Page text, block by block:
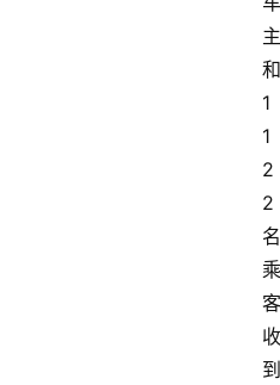
主
和
1
1
2
2
名
乘
客
收
到